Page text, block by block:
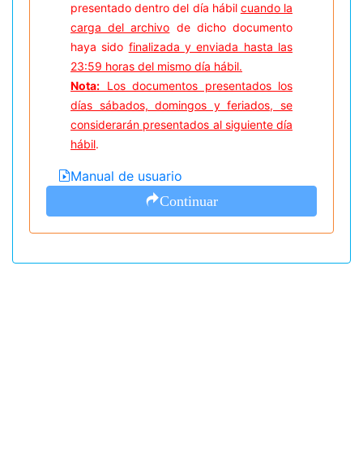
presentado dentro del día hábil cuando la
carga del archivo de dicho documento
haya sido finalizada y enviada hasta las
23:59 horas del mismo día hábil.
Nota: Los documentos presentados los
días sábados, domingos y feriados, se
considerarán presentados al siguiente día
hábil.
Manual de usuario
Continuar